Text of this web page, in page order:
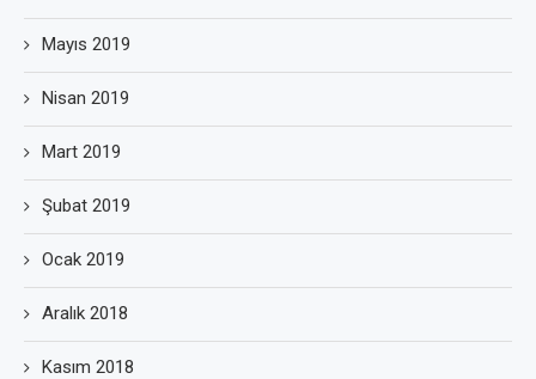
Mayıs 2019
Nisan 2019
Mart 2019
Şubat 2019
Ocak 2019
Aralık 2018
Kasım 2018